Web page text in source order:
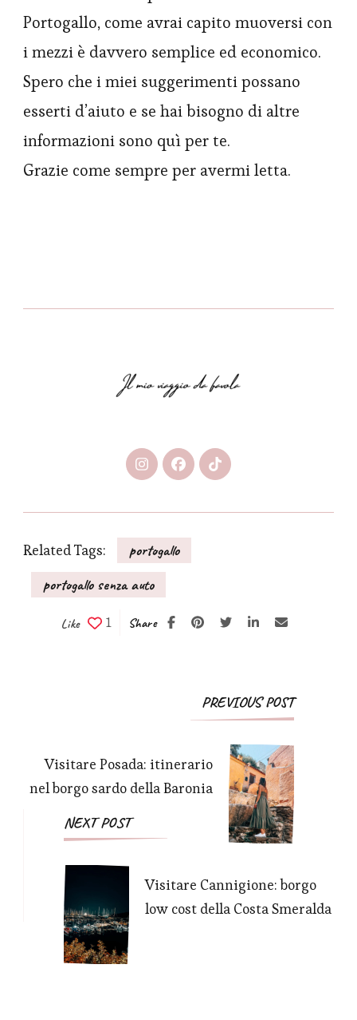
1
Like Share
Portogallo, come avrai capito muoversi con
i mezzi è davvero semplice ed economico.
Spero che i miei suggerimenti possano
esserti d’aiuto e se hai bisogno di altre
informazioni sono quì per te.
Grazie come sempre per avermi letta.
Related Tags:
portogallo
portogallo senza auto
PostPREVIOUS POST
Visitare Posada: itinerario
nel borgo sardo della Baronia
NEXT POST
Visitare Cannigione: borgo
low cost della Costa Smeralda